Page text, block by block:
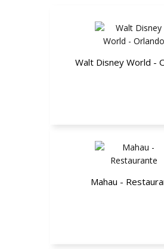
Walt Disney World -
Mahau -